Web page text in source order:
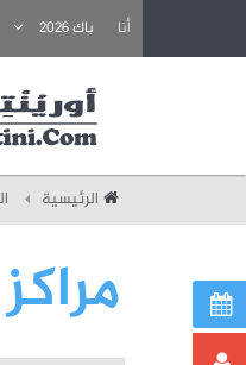
أنا باك 2026
باحث عن تكوين
الرئيسية